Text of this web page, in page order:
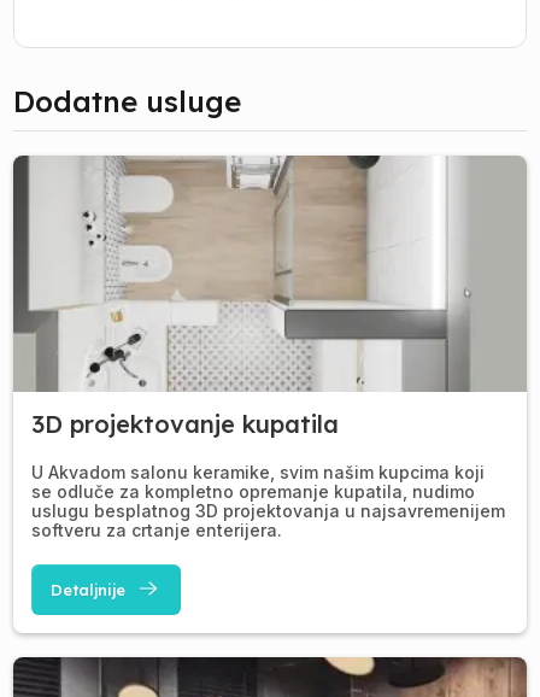
Dodatne usluge
3D projektovanje kupatila
U Akvadom salonu keramike, svim našim kupcima koji
se odluče za kompletno opremanje kupatila, nudimo
uslugu besplatnog 3D projektovanja u najsavremenijem
softveru za crtanje enterijera.
Detaljnije